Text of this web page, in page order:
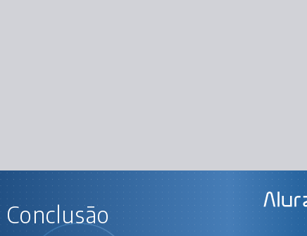
AULAS DO CURSO
com C++: entenda melhor a linguagem